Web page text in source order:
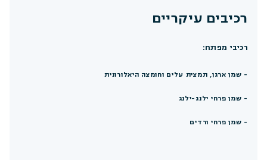
רכיבים עיקריים
רכיבי מפתח:
- שמן ארגן, תמצית עלים וחומצה היאלורונית
- שמן פרחי ילנג-ילנג
- שמן פרחי ורדים